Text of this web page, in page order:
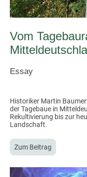
Vom
Essay
Historiker Martin
der Tagebaue in
Rekultivierung bis zur
Landschaft.
Zum Beitrag